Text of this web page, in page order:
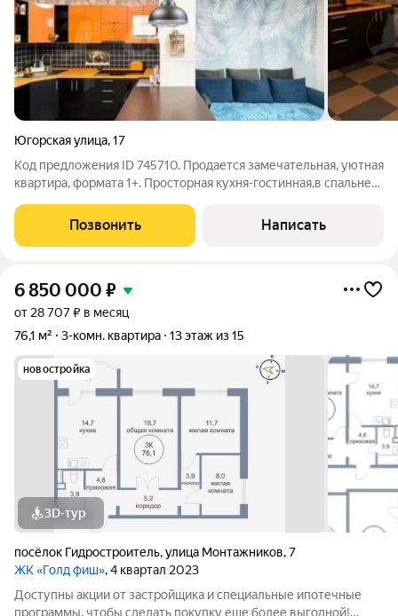
Югорская улица,17
Код предложения ID 745710. Продается замечательная, уютная
квартира, формата 1+. Просторная кухня-гостинная,в спальне
Мебель по договоренности. В просторном коридоре
оборудована кладовая. На
Позвонить Написать
6 850 000 ₽
от 28 707 ₽ в месяц
76,1 м²
3-комн. квартира 13 этаж из 15
новостройка
3D-тур
посёлок Гидростроитель,улица Монтажников,7
ЖК «Голд фиш», 4 квартал 2023
Доступны акции от застройщика и специальные ипотечные
программы, чтобы сделать покупку еще более выгодной!